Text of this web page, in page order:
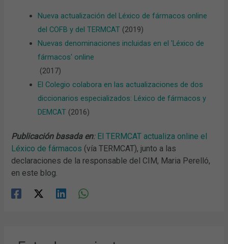
Nueva actualización del Léxico de fármacos online
del COFB y del TERMCAT (2019)
Nuevas denominaciones incluidas en el 'Léxico de
fármacos' online
(2017)
El Colegio colabora en las actualizaciones de dos
diccionarios especializados: Léxico de fármacos y
DEMCAT (2016)
Publicación basada en: El TERMCAT actualiza online el
Léxico de fármacos (vía TERMCAT), junto a las
declaraciones de la responsable del CIM, Maria Perelló,
en este blog.